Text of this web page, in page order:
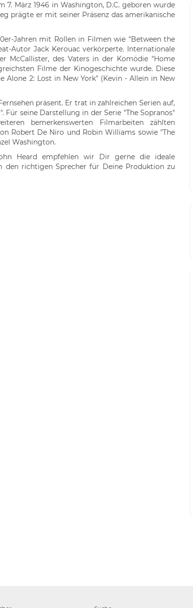
7. März 1946 in Washington, D.C. geboren wurde
prägte er mit seiner Präsenz das amerikanische
Jahren mit Rollen in Filmen wie "Between the
Autor Jack Kerouac verkörperte. Internationale
McCallister, des Vaters in der Komödie "Home
Filme der Kinogeschichte wurde. Diese
Alone 2: Lost in New York" (Kevin - Allein in New
präsent. Er trat in zahlreichen Serien auf,
Für seine Darstellung in der Serie "The Sopranos"
bemerkenswerten Filmarbeiten zählten
Robert De Niro und Robin Williams sowie "The
Washington.
Heard empfehlen wir Dir gerne die ideale
den richtigen Sprecher für Deine Produktion zu